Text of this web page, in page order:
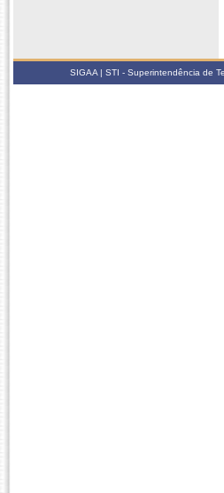
SIGAA | STI - Superintendência de